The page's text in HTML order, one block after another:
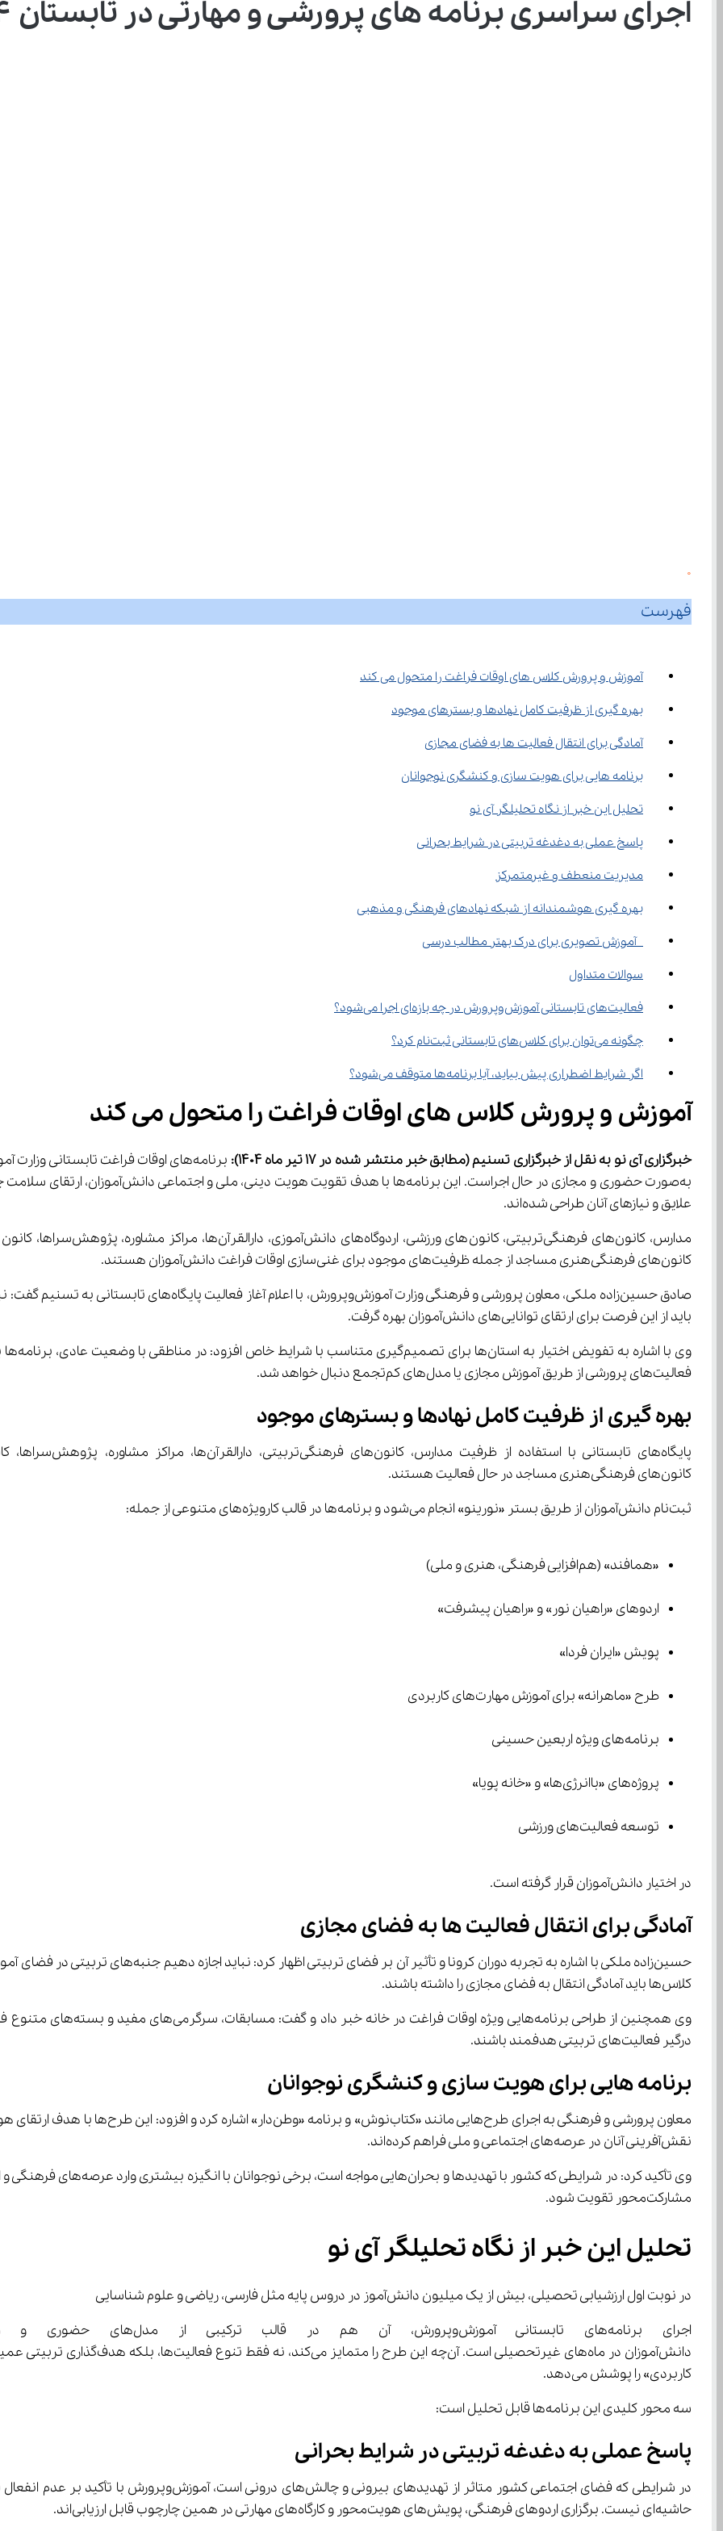
اجرای سراسری برنامه های پرورشی و مهارتی در تابستان ۱۴۰۴
0
فهرست
آموزش و پرورش کلاس های اوقات فراغت را متحول می کند
بهره گیری از ظرفیت کامل نهادها و بسترهای موجود
آمادگی برای انتقال فعالیت ها به فضای مجازی
برنامه هایی برای هویت سازی و کنشگری نوجوانان
تحلیل این خبر از نگاه تحلیلگر آی نو
پاسخ عملی به دغدغه تربیتی در شرایط بحرانی
مدیریت منعطف و غیرمتمرکز
بهره گیری هوشمندانه از شبکه نهادهای فرهنگی و مذهبی
آموزش تصویری برای درک بهتر مطالب درسی
سوالات متداول
فعالیت‌های تابستانی آموزش‌وپرورش در چه بازه‌ای اجرا می‌شود؟
چگونه می‌توان برای کلاس‌های تابستانی ثبت‌نام کرد؟
اگر شرایط اضطراری پیش بیاید، آیا برنامه‌ها متوقف می‌شود؟
آموزش و پرورش کلاس های اوقات فراغت را متحول می کند
خبرگزاری آی نو به نقل از خبرگزاری تسنیم(مطابق خبر منتشر شده در 17 تیر ماه 1404):
علایق و نیازهای آنان طراحی شده‌اند.
کانون‌های فرهنگی‌هنری مساجد از جمله ظرفیت‌های موجود برای غنی‌سازی اوقات فراغت دانش‌آموزان هستند.
صادق حسین‌زاده ملکی، معاون پرورشی و فرهنگی وزارت
باید از این فرصت برای ارتقای توانایی‌های دانش‌آموزان بهره گرفت.
فعالیت‌های پرورشی از طریق آموزش مجازی یا مدل‌های کم‌تجمع دنبال خواهد شد.
بهره گیری از ظرفیت کامل نهادها و بسترهای موجود
کانون‌های فرهنگی‌هنری مساجد در حال فعالیت هستند.
ثبت‌نام دانش‌آموزان از طریق بستر «نورینو» انجام می‌شود و برنامه‌ها در قالب کارویژه‌های متنوعی از جمله:
«همافند» (هم‌افزایی فرهنگی، هنری و ملی)
اردوهای «راهیان نور» و «راهیان پیشرفت»
پویش «ایران فردا»
طرح «ماهرانه» برای آموزش مهارت‌های کاربردی
برنامه‌های ویژه اربعین حسینی
پروژه‌های «باانرژی‌ها» و «خانه پویا»
توسعه فعالیت‌های ورزشی
در اختیار دانش‌آموزان قرار گرفته است.
آمادگی برای انتقال فعالیت ها به فضای مجازی
حسین‌زاده ملکی با اشاره به تجربه دوران کرونا و
کلاس‌ها باید آمادگی انتقال به فضای مجازی را داشته باشند.
درگیر فعالیت‌های تربیتی هدفمند باشند.
برنامه هایی برای هویت سازی و کنشگری نوجوانان
نقش‌آفرینی آنان در عرصه‌های اجتماعی و ملی فراهم کرده‌اند.
مشارکت‌محور تقویت شود.
تحلیل این خبر از نگاه تحلیلگر آی نو
در نوبت اول ارزشیابی تحصیلی، بیش از یک میلیون دانش‌آموز در دروس پایه مثل فارسی، ریاضی و علوم شناسایی
کاربردی» را پوشش می‌دهد.
سه محور کلیدی این برنامه‌ها قابل تحلیل است:
پاسخ عملی به دغدغه تربیتی در شرایط بحرانی
حاشیه‌ای نیست. برگزاری اردوهای فرهنگی، پویش‌های هویت‌محور و کارگاه‌های مهارتی در همین چارچوب قابل ارزیابی‌اند.